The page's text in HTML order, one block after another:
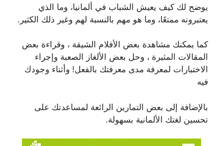
يوضح لك كيف يعيش الشباب في ألمانيا، وما الذي
يعتبرونه ممتعًا، وما هو مهم بالنسبة لهم وغير ذلك الكثير.
كما يمكنك مشاهدة بعض الأفلام الشيقة ، وقراءة بعض
المقالات المثيرة ، وحل بعض الألغاز الصعبة وإجراء
الاختبارات لمعرفة مدى معرفتك بالفعل! وأثناء وجودك
فيه
بالإضافة إلى بعض التمارين الرائعة لمساعدتك على
تحسين لغتك الألمانية بسهولة.